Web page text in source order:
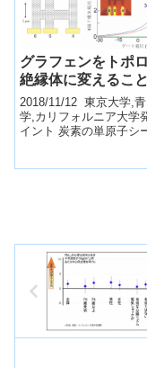
candidate for next-
generation
グラフェンをトポ
絶縁体に変えるこ
2018/11/12 東京大学,
学,カリフォルニア大学
イント 炭素の単原子シ
を...